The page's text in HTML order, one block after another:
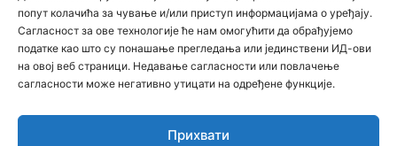
попут колачића за чување и/или приступ информацијама о уређају.
Сагласност за ове технологије ће нам омогућити да обрађујемо
податке као што су понашање прегледања или јединствени ИД-ови
на овој веб страници. Недавање сагласности или повлачење
сагласности може негативно утицати на одређене функције.
Прихвати